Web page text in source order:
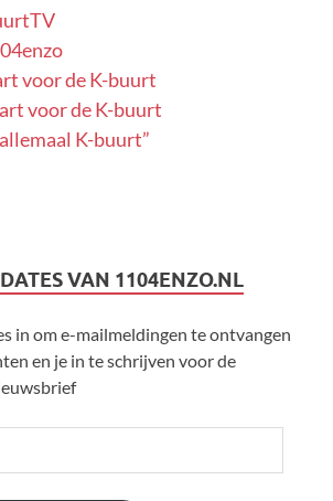
voor de K-buurt
voor de K-buurt
K-buurt”
VAN 1104ENZO.NL
in om e-mailmeldingen te ontvangen
en je in te schrijven voor de